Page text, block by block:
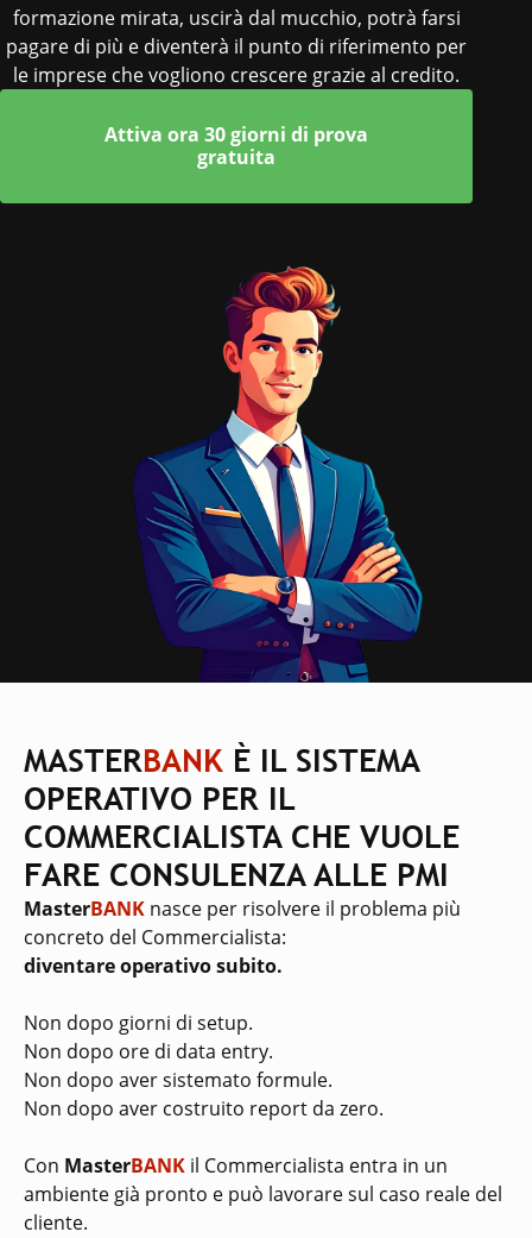
formazione mirata, uscirà dal mucchio, potrà farsi
pagare di più e diventerà il punto di riferimento per
le imprese che vogliono crescere grazie al credito.
Attiva ora 30 giorni di prova
gratuita
MASTERBANK È IL SISTEMA
OPERATIVO PER IL
COMMERCIALISTA CHE VUOLE
FARE CONSULENZA ALLE PMI
MasterBANK nasce per risolvere il problema più
concreto del Commercialista:
diventare operativo subito.
Non dopo giorni di setup.
Non dopo ore di data entry.
Non dopo aver sistemato formule.
Non dopo aver costruito report da zero.
Con MasterBANK il Commercialista entra in un
ambiente già pronto e può lavorare sul caso reale del
cliente.